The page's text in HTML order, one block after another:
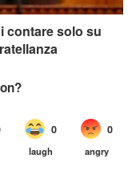
contare solo su